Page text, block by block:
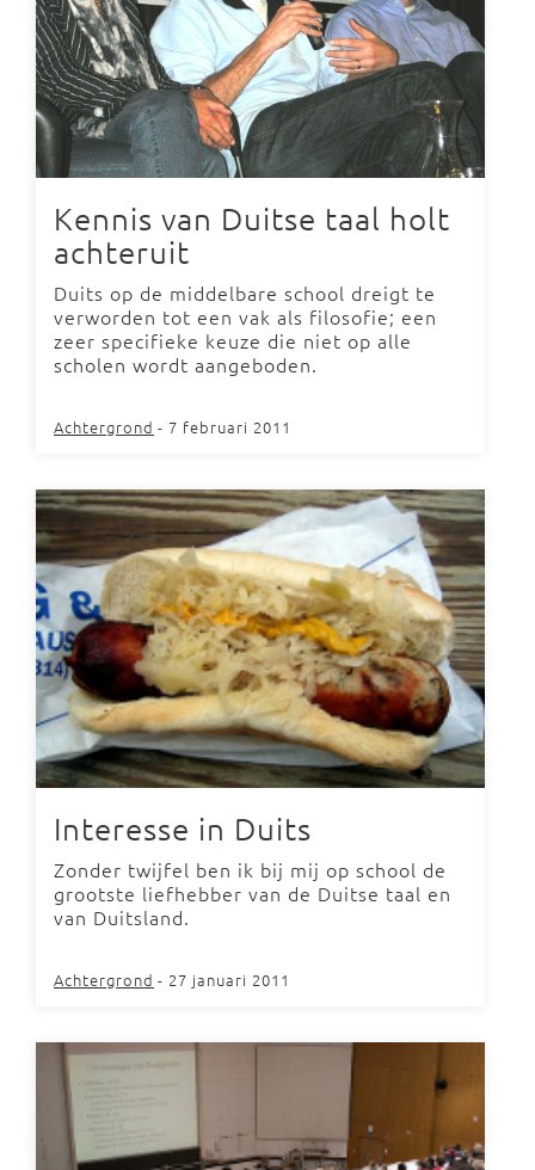
Kennis van Duitse taal holt
achteruit
Duits op de middelbare school dreigt te
verworden tot een vak als filosofie; een
zeer specifieke keuze die niet op alle
scholen wordt aangeboden.
Achtergrond - 7 februari 2011
Interesse in Duits
Zonder twijfel ben ik bij mij op school de
grootste liefhebber van de Duitse taal en
van Duitsland.
Achtergrond - 27 januari 2011